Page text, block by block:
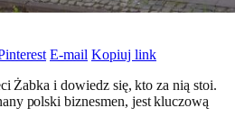
E-mail Kopiuj link
Żabka i dowiedz się, kto za nią stoi.
polski biznesmen, jest kluczową